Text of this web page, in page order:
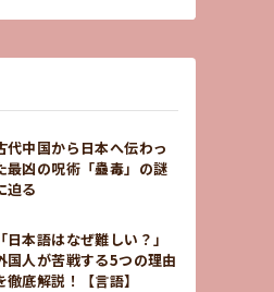
代中国から日本へ伝わっ
最凶の呪術「蠱毒」の謎
迫る
「日本語はなぜ難しい？」
国人が苦戦する5つの理由
徹底解説！【言語】